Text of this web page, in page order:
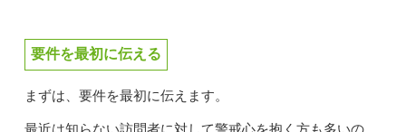
要件を最初に伝える
まずは、要件を最初に伝えます。
最近は知らない訪問者に対して警戒心を抱く方も多いの